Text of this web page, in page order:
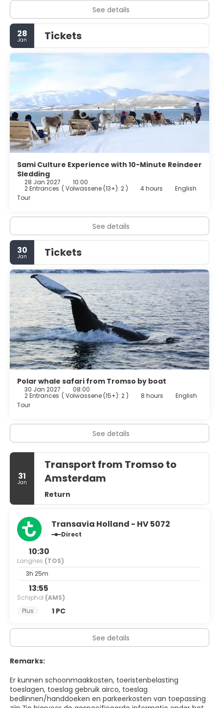
See details
28
Jan Tickets
Sami Culture Experience with 10-Minute Reindeer
Sledding
28 Jan 2027 10:00
2 Entrances ( Volwassene (13+): 2 ) 4 hours
English
Tour
See details
30
Jan Tickets
Polar whale safari from Tromso by boat
30 Jan 2027 08:00
2 Entrances ( Volwassene (15+): 2 ) 8 hours
English
Tour
See details
31
Jan
Transport from Tromso to
Amsterdam
Return
Transavia Holland - HV 5072
Direct
10:30
Langnes (TOS)
3h 25m
13:55
Schiphol (AMS)
Plus
1 PC
See details
Remarks:
Er kunnen schoonmaakkosten, toeristenbelasting
toeslagen, toeslag gebruik airco, toeslag
bedlinnen/handdoeken en parkeerkosten van toepassing